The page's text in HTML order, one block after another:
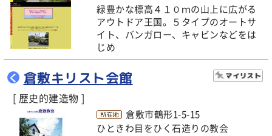
緑豊かな標高４１０ｍの山上に広がる
アウトドア王国。５タイプのオートサ
イト、バンガロー、キャビンなどをは
じめ
く 倉敷キリスト会館
[ 歴史的建造物 ]
倉敷市鶴形1-5-15
ひときわ目をひく石造りの教会